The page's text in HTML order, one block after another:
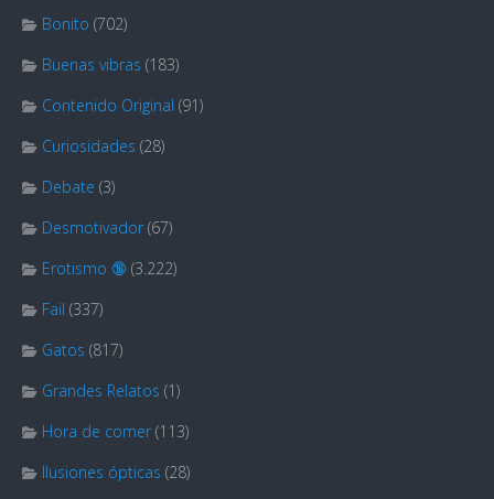
Bonito (702)
Buenas vibras (183)
Contenido Original (91)
Curiosidades (28)
Debate (3)
Desmotivador (67)
Erotismo 🔞 (3.222)
Fail (337)
Gatos (817)
Grandes Relatos (1)
Hora de comer (113)
Ilusiones ópticas (28)